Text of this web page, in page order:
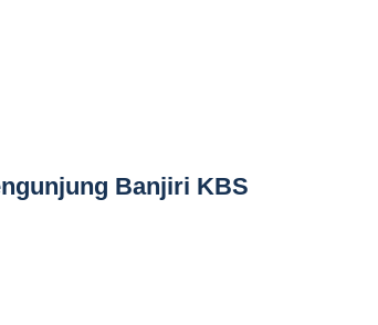
Banjiri KBS